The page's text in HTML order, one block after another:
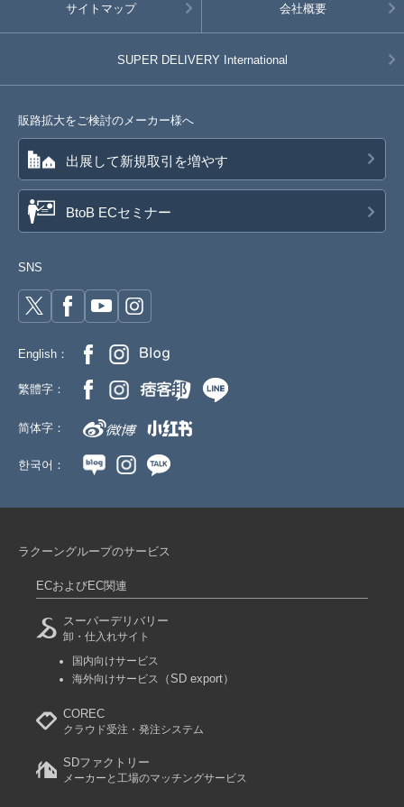
サイトマップ 会社概要
SUPER DELIVERY International
販路拡大をご検討のメーカー様へ
出展して新規取引を増やす
BtoB ECセミナー
SNS
English：
繁體字：
简体字：
한국어：
ラクーングループのサービス
ECおよびEC関連
スーパーデリバリー
卸・仕入れサイト
国内向けサービス
海外向けサービス
（SD export）
COREC
クラウド受注・発注システム
SDファクトリー
メーカーと工場のマッチングサービス